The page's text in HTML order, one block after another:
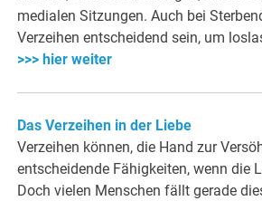
medialen Sitzungen. Auch bei
Verzeihen entscheidend sein, um
>>> hier weiter
Das Verzeihen in der Liebe
Verzeihen können, die Hand zur
entscheidende Fähigkeiten, wenn die
Doch vielen Menschen fällt gerade